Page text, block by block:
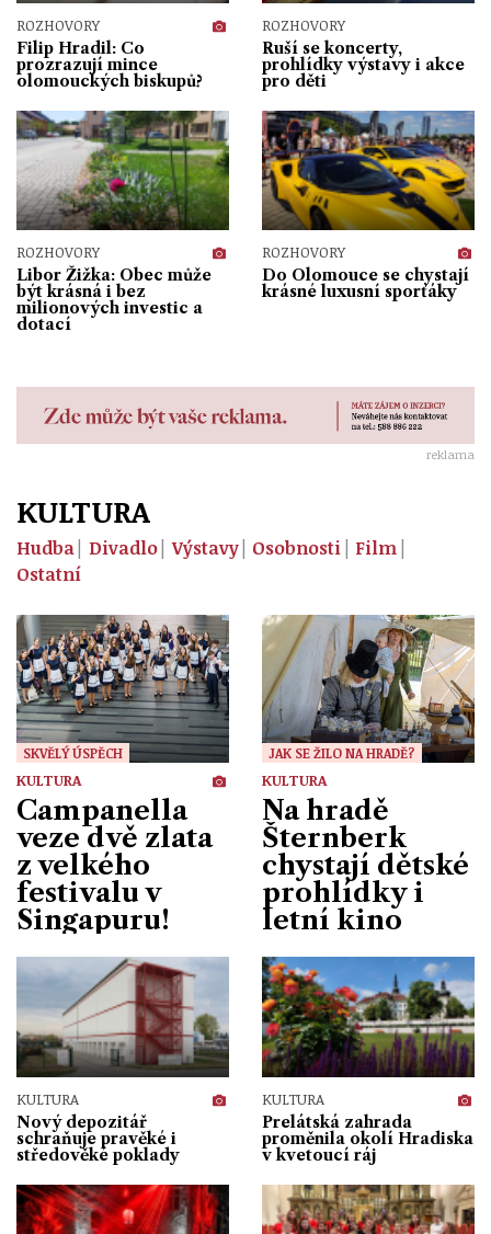
ROZHOVORY
Filip Hradil: Co
prozrazují mince
olomouckých biskupů?
ROZHOVORY
Ruší se koncerty,
prohlídky výstavy i akce
pro děti
ROZHOVORY
Libor Žižka: Obec může
být krásná i bez
milionových investic a
dotací
ROZHOVORY
Do Olomouce se chystají
krásné luxusní sporťáky
reklama
KULTURA
Hudba Divadlo Výstavy Osobnosti
Film
Ostatní
SKVĚLÝ ÚSPĚCH
KULTURA
Campanella
veze dvě zlata
z velkého
festivalu v
Singapuru!
JAK SE ŽILO NA HRADĚ?
KULTURA
Na hradě
Šternberk
chystají dětské
prohlídky i
letní kino
KULTURA
Nový depozitář
schraňuje pravěké i
středověké poklady
KULTURA
Prelátská zahrada
proměnila okolí Hradiska
v kvetoucí ráj